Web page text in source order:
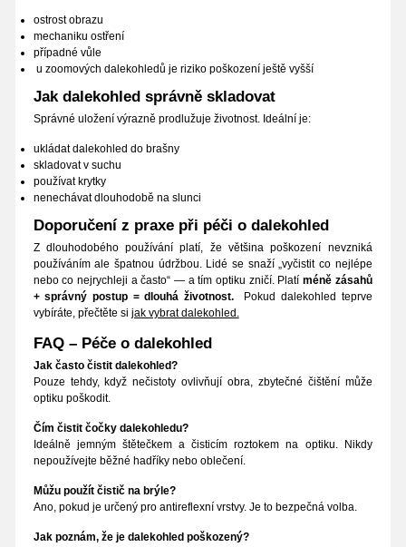
ostrost obrazu
mechaniku ostření
případné vůle
u zoomových dalekohledů je riziko poškození ještě vyšší
Jak dalekohled správně skladovat
Správné uložení výrazně prodlužuje životnost. Ideální je:
ukládat dalekohled do brašny
skladovat v suchu
používat krytky
nenechávat dlouhodobě na slunci
Doporučení z praxe při péči o dalekohled
Z dlouhodobého používání platí, že většina poškození nevzniká
používáním ale špatnou údržbou. Lidé se snaží „vyčistit co nejlépe
nebo co nejrychleji a často“ — a tím optiku zničí. Platí méně zásahů
+ správný postup = dlouhá životnost.
Pokud dalekohled teprve
vybíráte, přečtěte si jak vybrat dalekohled.
FAQ – Péče o dalekohled
Jak často čistit dalekohled?
Pouze tehdy, když nečistoty ovlivňují obra, zbytečné čištění může
optiku poškodit.
Čím čistit čočky dalekohledu?
Ideálně jemným štětečkem a čisticím roztokem na optiku. Nikdy
nepoužívejte běžné hadříky nebo oblečení.
Můžu použít čistič na brýle?
Ano, pokud je určený pro antireflexní vrstvy. Je to bezpečná volba.
Jak poznám, že je dalekohled poškozený?